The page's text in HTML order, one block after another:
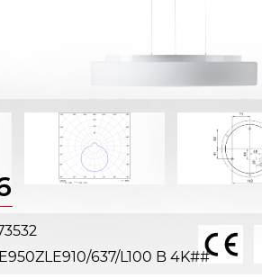
637/L100 B 4K##